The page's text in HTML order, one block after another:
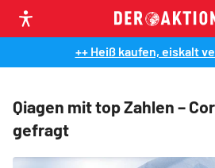
++ Heiß kaufen, eiskalt
Qiagen mit top Zahlen –
gefragt